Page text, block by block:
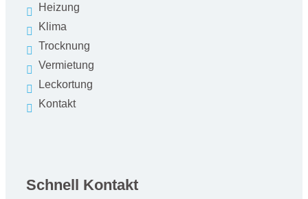
Heizung
Klima
Trocknung
Vermietung
Leckortung
Kontakt
Schnell Kontakt